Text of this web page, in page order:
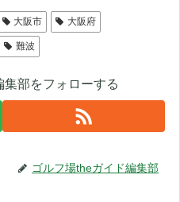
大阪市 大阪府
難波
集部をフォローする
ゴルフ場theガイド編集部